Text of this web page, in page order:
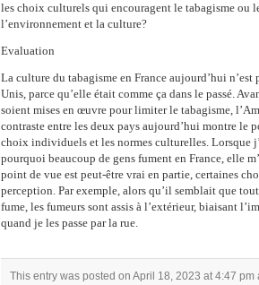
les choix culturels qui encouragent le tabagisme ou
l’environnement et la culture?
Evaluation
La culture du tabagisme en France aujourd’hui
Unis, parce qu’elle était comme ça dans le passé.
soient mises en œuvre pour limiter le tabagisme,
contraste entre les deux pays aujourd’hui montre le
choix individuels et les normes culturelles. Lorsque
pourquoi beaucoup de gens fument en France, elle
point de vue est peut-être vrai en partie, certaines
perception. Par exemple, alors qu’il semblait que
fume, les fumeurs sont assis à l’extérieur, biaisant
quand je les passe par la rue.
This entry was posted on April 18, 2023 at 4:47